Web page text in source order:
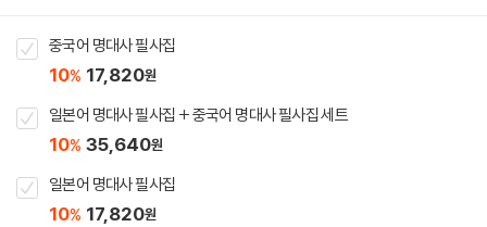
중국어 명대사 필사집
10% 17,820원
일본어 명대사 필사집 + 중국어 명대사 필사집 세트
10% 35,640원
일본어 명대사 필사집
10% 17,820원